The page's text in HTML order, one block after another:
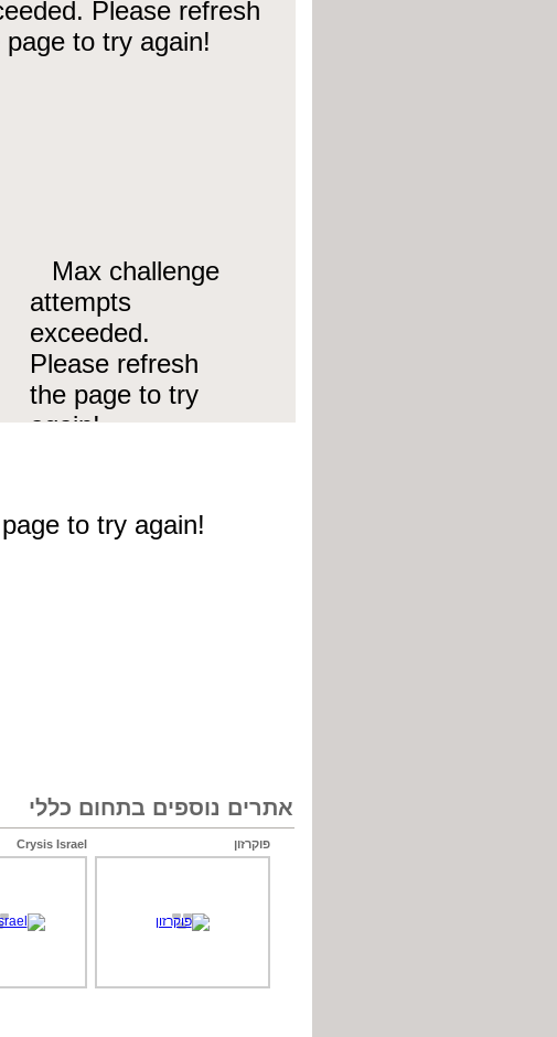
אתרים נוספים בתחום כללי
פוקרזון Crysis Israel